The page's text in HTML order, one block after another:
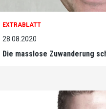
EXTRABLATT
28.08.2020
Die masslose Zuwanderung